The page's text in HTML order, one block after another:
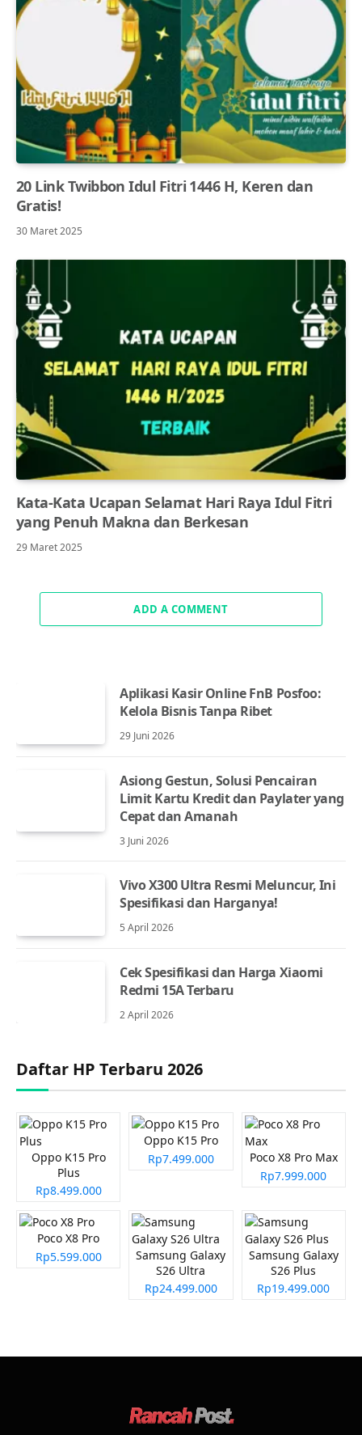
20 Link Twibbon Idul Fitri 1446 H, Keren dan
Gratis!
30 Maret 2025
Kata-Kata Ucapan Selamat Hari Raya Idul Fitri
yang Penuh Makna dan Berkesan
29 Maret 2025
ADD A COMMENT
Aplikasi Kasir Online FnB Posfoo:
Kelola Bisnis Tanpa Ribet
29 Juni 2026
Asiong Gestun, Solusi Pencairan
Limit Kartu Kredit dan Paylater yang
Cepat dan Amanah
3 Juni 2026
Vivo X300 Ultra Resmi Meluncur, Ini
Spesifikasi dan Harganya!
5 April 2026
Cek Spesifikasi dan Harga Xiaomi
Redmi 15A Terbaru
2 April 2026
Daftar HP Terbaru 2026
Oppo K15 Pro
Plus
Rp8.499.000
Oppo K15 Pro
Rp7.499.000
Poco X8 Pro Max
Rp7.999.000
Poco X8 Pro
Rp5.599.000
Samsung Galaxy
S26 Ultra
Rp24.499.000
Samsung Galaxy
S26 Plus
Rp19.499.000